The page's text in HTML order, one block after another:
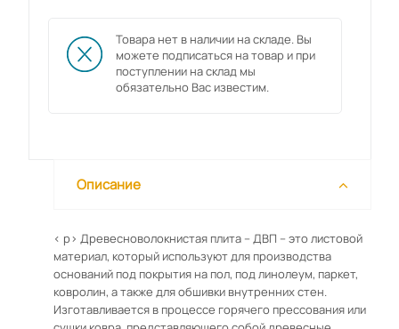
Товара нет в наличии на складе. Вы
можете подписаться на товар и при
поступлении на склад мы
обязательно Вас известим.
Описание
< p> Древесноволокнистая плита – ДВП – это листовой
материал, который используют для производства
оснований под покрытия на пол, под линолеум, паркет,
ковролин, а также для обшивки внутренних стен.
Изготавливается в процессе горячего прессования или